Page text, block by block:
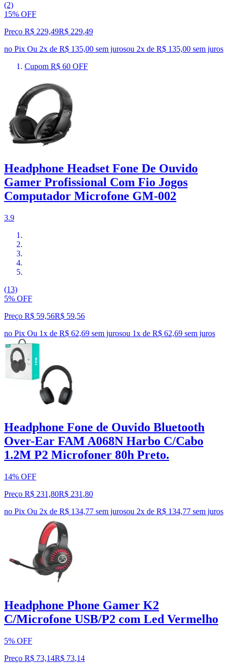
(2)
15% OFF
Preço R$ 229,49R$ 229,49
no Pix Ou 2x de R$ 135,00 sem jurosou 2x de R$ 135,00 sem juros
Cupom R$ 60 OFF
Headphone Headset Fone De Ouvido
Gamer Profissional Com Fio Jogos
Computador Microfone GM-002
3.9
(13)
5% OFF
Preço R$ 59,56R$ 59,56
no Pix Ou 1x de R$ 62,69 sem jurosou 1x de R$ 62,69 sem juros
Headphone Fone de Ouvido Bluetooth
Over-Ear FAM A068N Harbo C/Cabo
1.2M P2 Microfoner 80h Preto.
14% OFF
Preço R$ 231,80R$ 231 ,80
no Pix Ou 2x de R$ 134,77 sem jurosou 2x de R$ 134,77 sem juros
Headphone Phone Gamer K2
C/Microfone USB/P2 com Led Vermelho
5% OFF
Preço R$ 73,14R$ 73,14